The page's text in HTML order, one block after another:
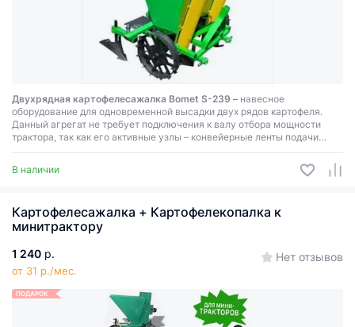
Двухрядная картофелесажалка Bomet S-239 – навесное
оборудование для одновременной высадки двух рядов картофеля.
Данный агрегат не требует подключения к валу отбора мощности
трактора, так как его активные узлы – конвейерные ленты подачи
клубней – приводятся в движение от грунтозацепов.
В наличии
Картофелесажалка + Картофелекопалка к
минитрактору
1 240 р.
от 31 р./мес.
Нет отзывов
ПОДАРОК